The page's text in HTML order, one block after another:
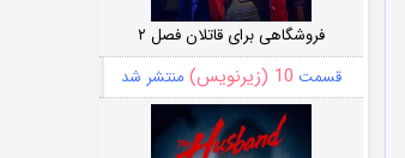
فروشگاهی برای قاتلان فصل ۲
قسمت 10 (زیرنویس) منتشر شد